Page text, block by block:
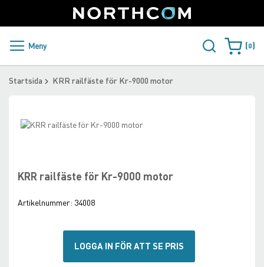
to
Content
Sweden
PRODUKTER OCH LÖSNINGAR
ÅTERFÖRSÄLJARE
Meny Varukorgen
0
Startsida KRR railfäste för Kr-9000 motor
KRR railfäste för Kr-9000 motor
Artikelnummer: 34008
LOGGA IN FÖR ATT SE PRIS
Skip
of
the
gallery
beginning
of
images